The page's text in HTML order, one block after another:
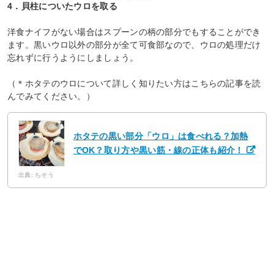
4．貝柱についたウロを取る
洋食ナイフがない場合はスプーンの柄の部分でもすることができ
ます。黒いウロ以外の部分が全て可食部なので、ウロの処理だけ
忘れずに行うようにしましょう。
（＊ホタテのウロについて詳しく知りたい方はこちらの記事を読
んでみてください。）
ホタテの黒い部分「ウロ」は食べれる？加熱
でOK？取り方や黒い筋・線の正体も紹介！
出典: ちそう